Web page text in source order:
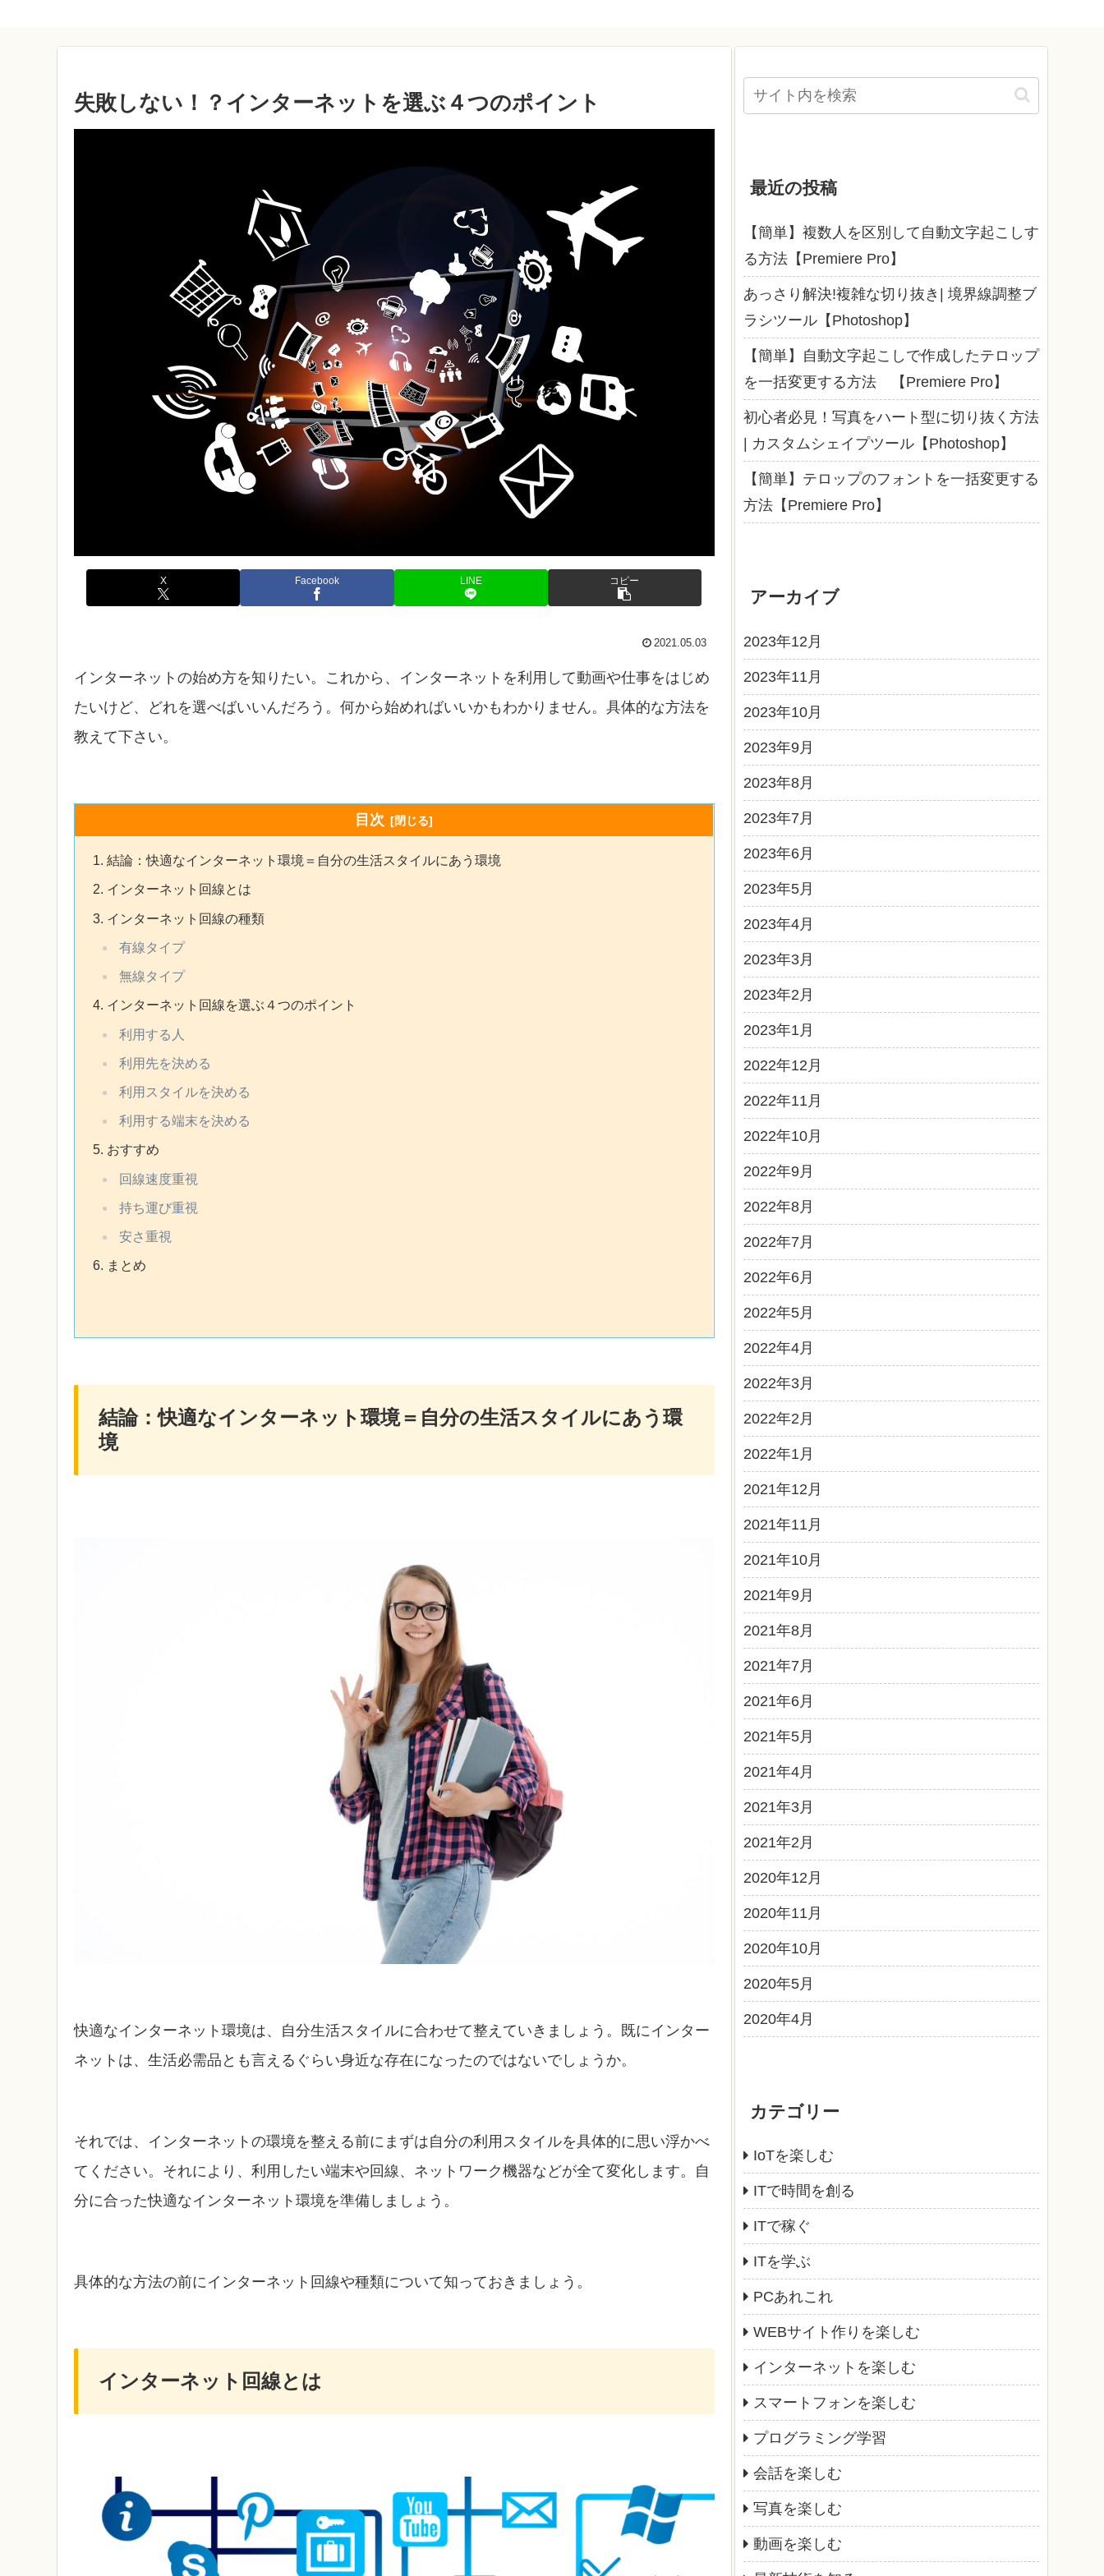
失敗しない！？インターネットを選ぶ４つのポイント
X Facebook LINE コピー
2021.05.03
インターネットの始め方を知りたい。これから、インターネットを利用して動画や仕事をはじめ
たいけど、どれを選べばいいんだろう。何から始めればいいかもわかりません。具体的な方法を
教えて下さい。
目次
結論：快適なインターネット環境＝自分の生活スタイルにあう環境
インターネット回線とは
インターネット回線の種類
有線タイプ
無線タイプ
インターネット回線を選ぶ４つのポイント
利用する人
利用先を決める
利用スタイルを決める
利用する端末を決める
おすすめ
回線速度重視
持ち運び重視
安さ重視
まとめ
結論：快適なインターネット環境＝自分の生活スタイルにあう環
境
快適なインターネット環境は、自分生活スタイルに合わせて整えていきましょう。既にインター
ネットは、生活必需品とも言えるぐらい身近な存在になったのではないでしょうか。
それでは、インターネットの環境を整える前にまずは自分の利用スタイルを具体的に思い浮かべ
てください。それにより、利用したい端末や回線、ネットワーク機器などが全て変化します。自
分に合った快適なインターネット環境を準備しましょう。
具体的な方法の前にインターネット回線や種類について知っておきましょう。
インターネット回線とは
最近の投稿
【簡単】複数人を区別して自動文字起こしす
る方法【Premiere Pro】
あっさり解決!複雑な切り抜き| 境界線調整ブ
ラシツール【Photoshop】
【簡単】自動文字起こしで作成したテロップ
を一括変更する方法 【Premiere Pro】
初心者必見！写真をハート型に切り抜く方法
| カスタムシェイプツール【Photoshop】
【簡単】テロップのフォントを一括変更する
方法【Premiere Pro】
アーカイブ
2023年12月
2023年11月
2023年10月
2023年9月
2023年8月
2023年7月
2023年6月
2023年5月
2023年4月
2023年3月
2023年2月
2023年1月
2022年12月
2022年11月
2022年10月
2022年9月
2022年8月
2022年7月
2022年6月
2022年5月
2022年4月
2022年3月
2022年2月
2022年1月
2021年12月
2021年11月
2021年10月
2021年9月
2021年8月
2021年7月
2021年6月
2021年5月
2021年4月
2021年3月
2021年2月
2020年12月
2020年11月
2020年10月
2020年5月
2020年4月
カテゴリー
IoTを楽しむ
ITで時間を創る
ITで稼ぐ
ITを学ぶ
PCあれこれ
WEBサイト作りを楽しむ
インターネットを楽しむ
スマートフォンを楽しむ
プログラミング学習
会話を楽しむ
写真を楽しむ
動画を楽しむ